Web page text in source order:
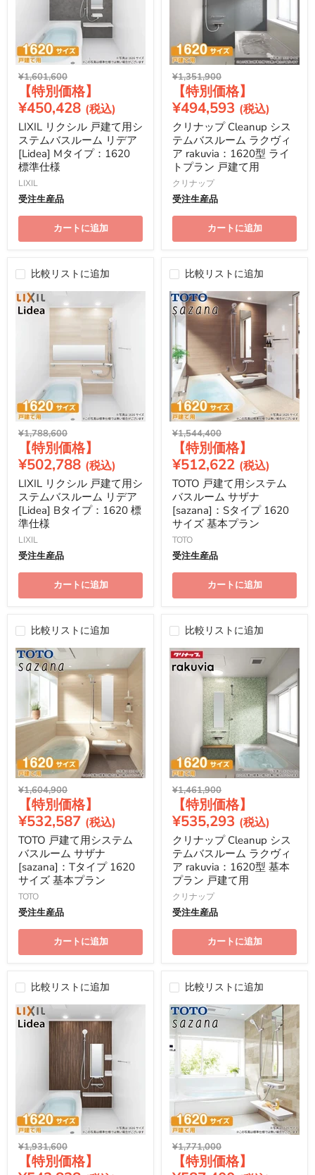
元
価
格
¥1,601,600
在
の
価
格
¥450,428
LIXIL リクシル 戸建て用シ
ステムバスルーム リデア
[Lidea] Mタイプ：1620
標準仕様
LIXIL
受注生産品
カートに追加
元
価
格
¥1,351,900
在
の
価
格
¥494,593
クリナップ Cleanup シス
テムバスルーム ラクヴィ
ア rakuvia：1620型 ライ
トプラン 戸建て用
クリナップ
受注生産品
カートに追加
比較リストに追加
元
価
格
¥1,788,600
在
の
価
格
¥502,788
LIXIL リクシル 戸建て用シ
ステムバスルーム リデア
[Lidea] Bタイプ：1620 標
準仕様
LIXIL
受注生産品
カートに追加
比較リストに追加
元
価
格
¥1,544,400
在
の
価
格
¥512,622
TOTO 戸建て用システム
バスルーム サザナ
[sazana]：Sタイプ 1620
サイズ 基本プラン
TOTO
受注生産品
カートに追加
比較リストに追加
元
価
格
¥1,604,900
在
の
価
格
¥532,587
TOTO 戸建て用システム
バスルーム サザナ
[sazana]：Tタイプ 1620
サイズ 基本プラン
TOTO
受注生産品
カートに追加
比較リストに追加
元
価
格
¥1,461,900
在
の
価
格
¥535,293
クリナップ Cleanup シス
テムバスルーム ラクヴィ
ア rakuvia：1620型 基本
プラン 戸建て用
クリナップ
受注生産品
カートに追加
比較リストに追加
元
価
¥1,931,600
比較リストに追加
元
価
¥1,771,000